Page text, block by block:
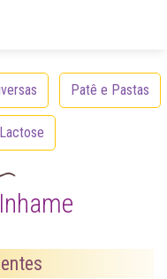
Patê e Pastas